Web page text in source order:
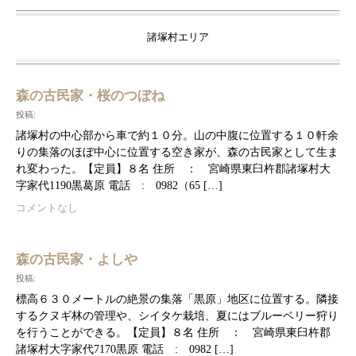
諸塚村エリア
森の古民家・桜のつぼね
投稿:
諸塚村の中心部から車で約１０分。山の中腹に位置する１０軒余
りの集落のほぼ中心に位置する空き家が、森の古民家として生ま
れ変わった。【定員】８名 住所 ： 宮崎県東臼杵郡諸塚村大
字家代1190黒葛原 電話 : 0982（65 […]
コメントなし
森の古民家・よしや
投稿:
標高６３０メートルの絶景の集落「黒原」地区に位置する。隣接
するクヌギ林の管理や、シイタケ栽培、夏にはブルーベリー狩り
を行うことができる。【定員】８名 住所 ： 宮崎県東臼杵郡
諸塚村大字家代7170黒原 電話 : 0982 […]